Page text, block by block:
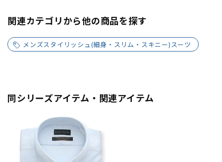
関連カテゴリから他の商品を探す
メンズスタイリッシュ(細身・スリム・スキニー)スーツ
同シリーズアイテム・関連アイテム